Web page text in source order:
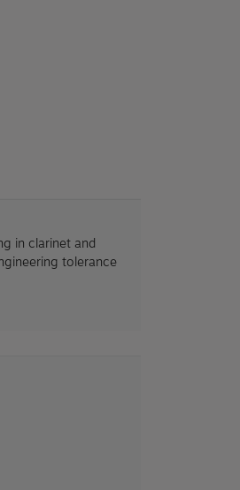
in clarinet and
tolerance